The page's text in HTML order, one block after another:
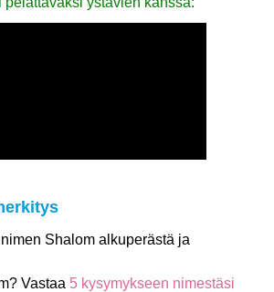
Shalom alkuperästä ja
Vastaa 5 kysymykseen nimestäsi